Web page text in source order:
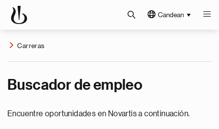
Candean
Carreras
Buscador de empleo
Encuentre oportunidades en Novartis a continuación.